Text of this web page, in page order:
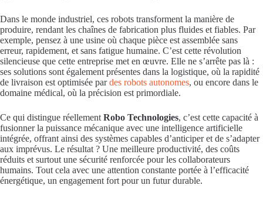
Dans le monde industriel, ces robots transforment la manière de
produire, rendant les chaînes de fabrication plus fluides et fiables. Par
exemple, pensez à une usine où chaque pièce est assemblée sans
erreur, rapidement, et sans fatigue humaine. C’est cette révolution
silencieuse que cette entreprise met en œuvre. Elle ne s’arrête pas là :
ses solutions sont également présentes dans la logistique, où la rapidité
de livraison est optimisée pardes robots autonomes, ou encore dans le
domaine médical, où la précision est primordiale.
Ce qui distingue réellement Robo Technologies, c’est cette capacité à
fusionner la puissance mécanique avec une intelligence artificielle
intégrée, offrant ainsi des systèmes capables d’anticiper et de s’adapter
aux imprévus. Le résultat ? Une meilleure productivité, des coûts
réduits et surtout une sécurité renforcée pour les collaborateurs
humains. Tout cela avec une attention constante portée à l’efficacité
énergétique, un engagement fort pour un futur durable.